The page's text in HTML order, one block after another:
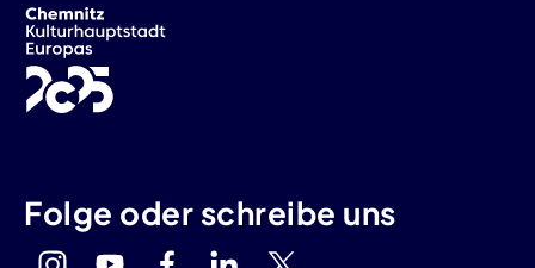
Folge oder schreibe uns